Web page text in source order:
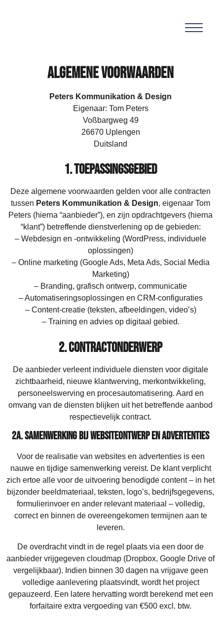
Algemene voorwaarden
Peters Kommunikation & Design
Eigenaar: Tom Peters
Voßbargweg 49
26670 Uplengen
Duitsland
1. Toepassingsgebied
Deze algemene voorwaarden gelden voor alle contracten
tussen Peters Kommunikation & Design, eigenaar Tom
Peters (hierna “aanbieder”), en zijn opdrachtgevers (hierna
“klant”) betreffende dienstverlening op de gebieden:
– Webdesign en -ontwikkeling (WordPress, individuele
oplossingen)
– Online marketing (Google Ads, Meta Ads, Social Media
Marketing)
– Branding, grafisch ontwerp, communicatie
– Automatiseringsoplossingen en CRM-configuraties
– Content-creatie (teksten, afbeeldingen, video’s)
– Training en advies op digitaal gebied.
2. Contractonderwerp
De aanbieder verleent individuele diensten voor digitale
zichtbaarheid, nieuwe klantwerving, merkontwikkeling,
personeelswerving en procesautomatisering. Aard en
omvang van de diensten blijken uit het betreffende aanbod
respectievelijk contract.
2a. Samenwerking bij websiteontwerp en advertenties
Voor de realisatie van websites en advertenties is een
nauwe en tijdige samenwerking vereist. De klant verplicht
zich ertoe alle voor de uitvoering benodigde content – in het
bijzonder beeldmateriaal, teksten, logo’s, bedrijfsgegevens,
formulierinvoer en ander relevant materiaal – volledig,
correct en binnen de overeengekomen termijnen aan te
leveren.
De overdracht vindt in de regel plaats via een door de
aanbieder vrijgegeven cloudmap (Dropbox, Google Drive of
vergelijkbaar). Indien binnen 30 dagen na vrijgave geen
volledige aanlevering plaatsvindt, wordt het project
gepauzeerd. Een latere hervatting wordt berekend met een
forfaitaire extra vergoeding van €500 excl. btw.